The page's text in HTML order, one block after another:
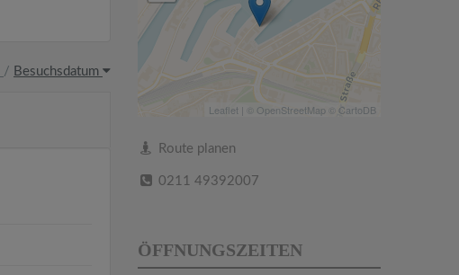
/ Besuchsdatum
Leaflet | © OpenStreetMap © CartoDB
Route planen
0211 49392007
ÖFFNUNGSZEITEN